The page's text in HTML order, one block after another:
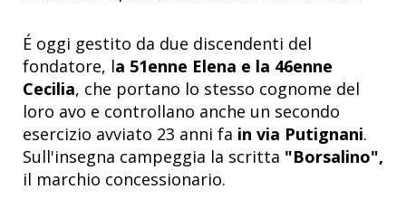
É oggi gestito da due discendenti del
fondatore, la 51enne Elena e la 46enne
Cecilia, che portano lo stesso cognome del
loro avo e controllano anche un secondo
esercizio avviato 23 anni fa in via Putignani.
Sull'insegna campeggia la scritta "Borsalino",
il marchio concessionario.